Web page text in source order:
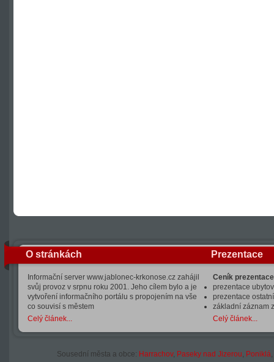
O stránkách
Informační server www.jablonec-krkonose.cz zahájil
svůj provoz v srpnu roku 2001. Jeho cílem bylo a je
vytvoření informačního portálu s propojením na vše
co souvisí s městem
Celý článek...
Prezentace
Ceník
prezentace
prezentace
základní záznam
Celý článek...
Sousední města a obce: Harrachov, Paseky nad Jizerou, Poniklá,